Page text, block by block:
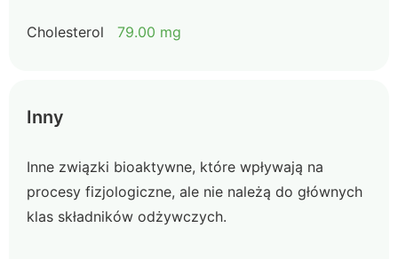
Cholesterol 79.00 mg
Inny
Inne związki bioaktywne, które wpływają na
procesy fizjologiczne, ale nie należą do głównych
klas składników odżywczych.